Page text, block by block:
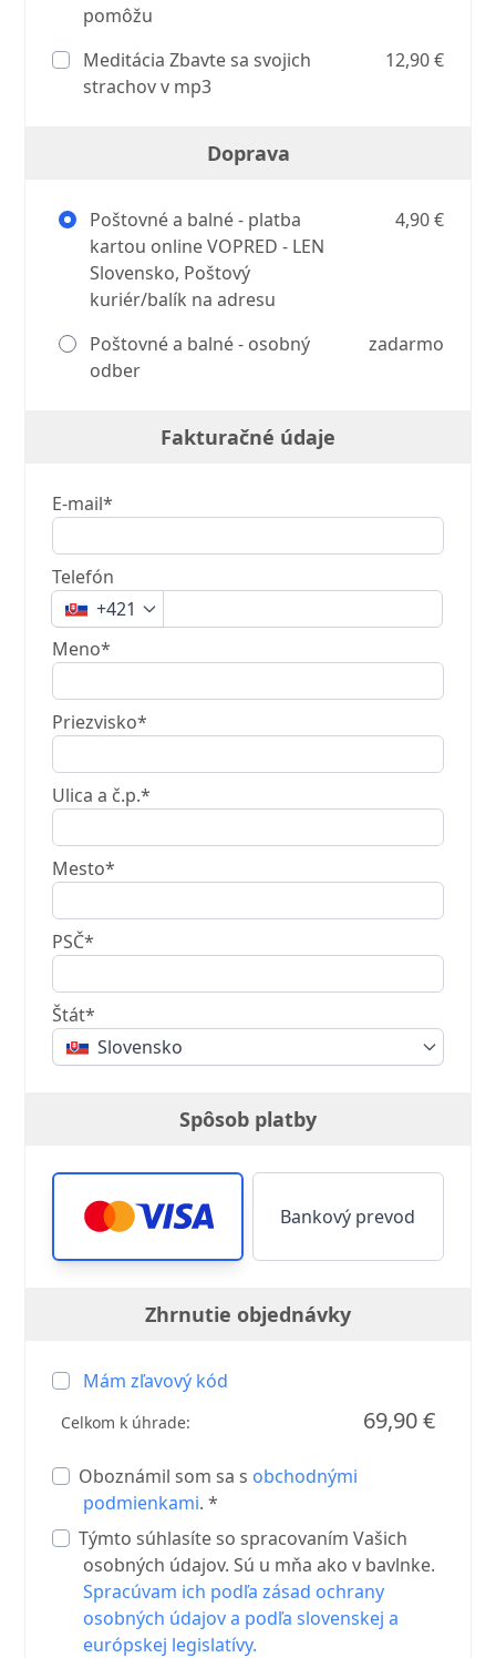
pomôžu
Meditácia Zbavte sa svojich
strachov v mp3
12,90 €
Doprava
Poštovné a balné - platba
kartou online VOPRED - LEN
Slovensko, Poštový
kuriér/balík na adresu
4,90 €
Poštovné a balné - osobný
odber
zadarmo
Fakturačné údaje
E-mail*
Telefón
+421
Meno*
Priezvisko*
Ulica a č.p.*
Mesto*
PSČ*
Štát*
Slovensko
Spôsob platby
Bankový prevod
Zhrnutie objednávky
Mám zľavový kód
Celkom k úhrade: 69,90 €
Oboznámil som sa s obchodnými
podmienkami. *
Týmto súhlasíte so spracovaním Vašich
osobných údajov. Sú u mňa ako v bavlnke.
Spracúvam ich podľa zásad ochrany
osobných údajov a podľa slovenskej a
európskej legislatívy.